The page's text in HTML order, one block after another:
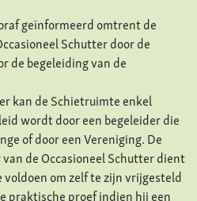
geïnformeerd omtrent de
Schutter door de
de begeleiding van de
kan de Schietruimte enkel
wordt door een begeleider die
of door een Vereniging. De
de Occasioneel Schutter dient
voldoen om zelf te zijn vrijgesteld
praktische proef indien hij een